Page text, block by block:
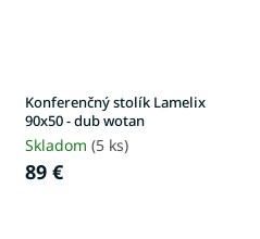
Konferenčný stolík Lamelix
90x50 - dub wotan
Skladom (5 ks)
89 €